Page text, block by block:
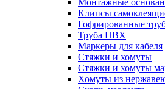
Монтажные
Клипсы
Гофрированные
Труба ПВХ
Маркеры для кабеля
Стяжки и хомуты
Стяжки и хомуты
Хомуты из